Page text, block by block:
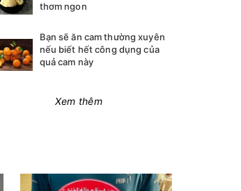
thơm ngon
Bạn sẽ ăn cam thường xuyên
nếu biết hết công dụng của
quả cam này
Xem thêm